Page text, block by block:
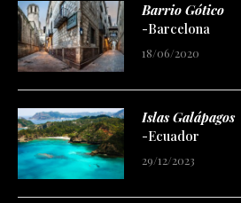
Barrio Gótico
-Barcelona
18/06/2020
Islas Galápagos
-Ecuador
29/12/2023